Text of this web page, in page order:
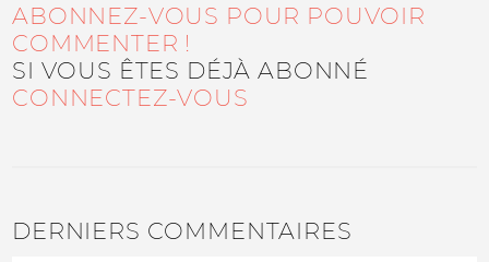
ABONNEZ-VOUS POUR POUVOIR
COMMENTER !
SI VOUS ÊTES DÉJÀ ABONNÉ
CONNECTEZ-VOUS
DERNIERS COMMENTAIRES